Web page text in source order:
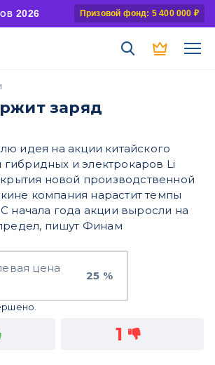
2026 Призовой фонд: 5 400 000 ₽
заряд
идея на акции китайского
гибридных и электрокаров Li
новой производственной
компания нарастит темпы
начала года акции выросли на
пишут Финам
цена
25 %
1